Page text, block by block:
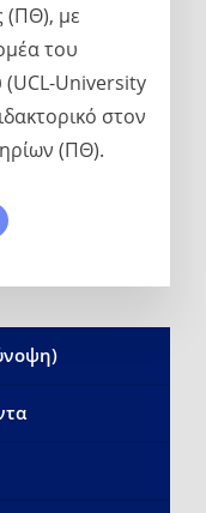
(ΠΘ), με
του
(UCL-University
στον
(ΠΘ).